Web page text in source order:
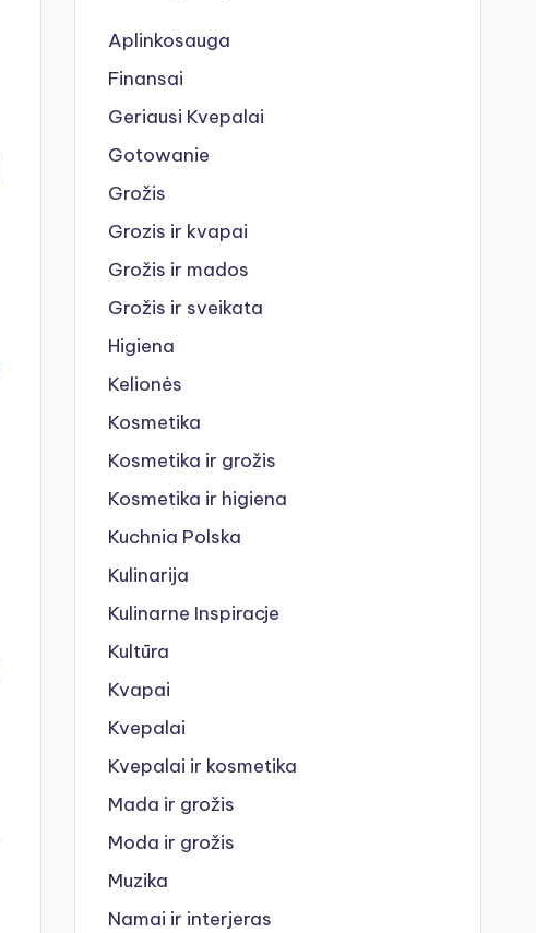
Aplinkosauga
Finansai
Geriausi Kvepalai
Gotowanie
Grožis
Grozis ir kvapai
Grožis ir mados
Grožis ir sveikata
Higiena
Kelionės
Kosmetika
Kosmetika ir grožis
Kosmetika ir higiena
Kuchnia Polska
Kulinarija
Kulinarne Inspiracje
Kultūra
Kvapai
Kvepalai
Kvepalai ir kosmetika
Mada ir grožis
Moda ir grožis
Muzika
Namai ir interjeras